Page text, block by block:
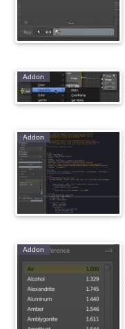
Addon
Addon
Addon